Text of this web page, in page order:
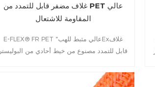
غلاف مضفر قابل للتمدد من PET عالي
المقاومة للاشتعال
E-FLEX® FR PET "عالي مثبط للهبExغلاف
قابل للتمدد مصنوع من خيط أحادي من البوليستر
للتآكل، ذاتي الإطفاء. سهولة الاستخدام على